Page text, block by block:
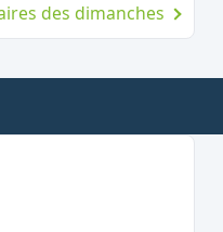
des dimanches